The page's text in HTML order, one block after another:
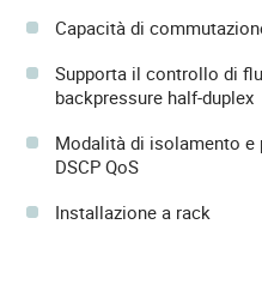
Capacità di
Supporta il controllo di
backpressure half-duplex
Modalità di isolamento e
DSCP QoS
Installazione a rack